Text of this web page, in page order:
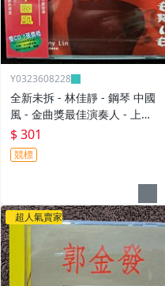
Y0323608228
全新未拆 - 林佳靜 - 鋼琴 中國
風 - 金曲獎最佳演奏人 - 上揚
唱片代理 瑞典原裝進口 - 301
元起標
$ 301
競標
超人氣賣家